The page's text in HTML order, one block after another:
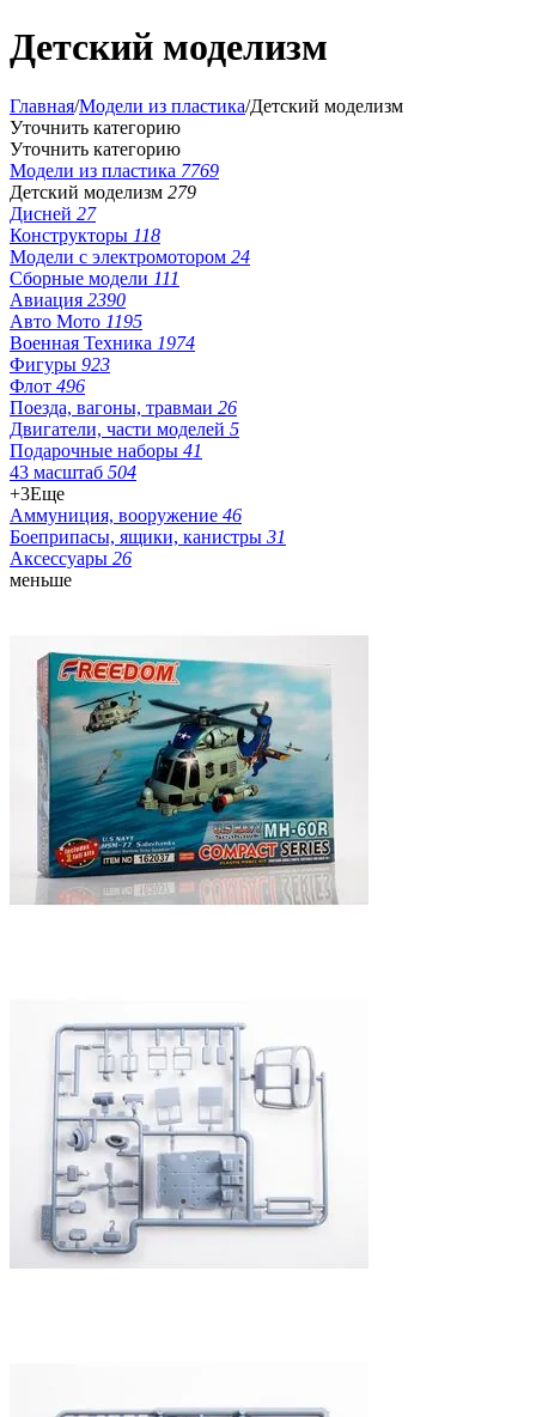
Детский моделизм
Главная/Модели из пластика/Детский моделизм
Уточнить категорию
Уточнить категорию
Модели из пластика 7769
Детский моделизм 279
Дисней 27
Конструкторы 118
Модели с электромотором 24
Сборные модели 111
Авиация 2390
Авто Мото 1195
Военная Техника 1974
Фигуры 923
Флот 496
Поезда, вагоны, травмаи 26
Двигатели, части моделей 5
Подарочные наборы 41
43 масштаб 504
+3Еще
Аммуниция, вооружение 46
Боеприпасы, ящики, канистры 31
Аксессуары 26
меньше